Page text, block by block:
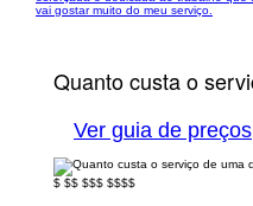
vai gostar muito do meu serviço.
Quanto custa o
Ver guia de preços
$ $$ $$$ $$$$